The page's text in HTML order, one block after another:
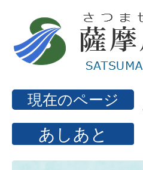
現在のページ
あしあと